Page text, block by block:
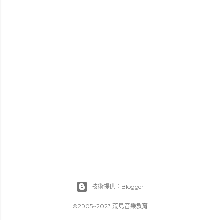
技術提供：Blogger
©2005~2023.荒島音樂教育